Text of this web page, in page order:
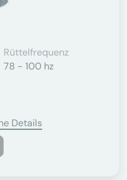
Rüttelfrequenz
78 - 100 hz
Details